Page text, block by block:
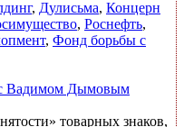
, Дулисьма, Концерн
, Роснефть,
, Фонд борьбы с
с Вадимом Дымовым
товарных знаков,